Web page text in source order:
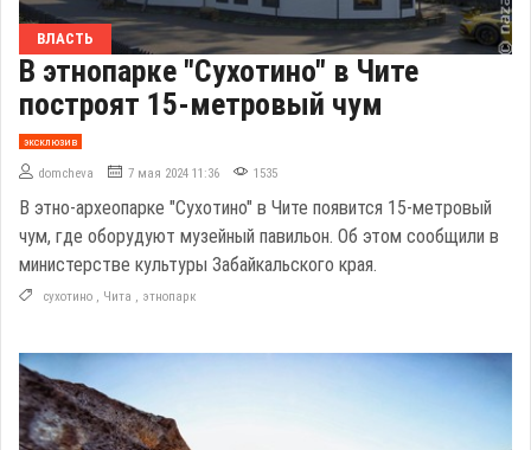
ВЛАСТЬ
В этнопарке "Сухотино" в Чите
построят 15-метровый чум
эксклюзив
domcheva 7 мая 2024 11:36 1535
В этно-археопарке "Сухотино" в Чите появится 15-метровый
чум, где оборудуют музейный павильон. Об этом сообщили в
министерстве культуры Забайкальского края.
сухотино , Чита , этнопарк